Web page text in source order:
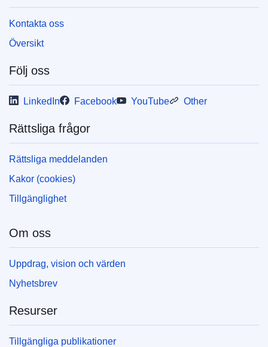
Kontakta oss
Översikt
Följ oss
LinkedIn Facebook YouTube Other
Rättsliga frågor
Rättsliga meddelanden
Kakor (cookies)
Tillgänglighet
Om oss
Uppdrag, vision och värden
Nyhetsbrev
Resurser
Tillgängliga publikationer